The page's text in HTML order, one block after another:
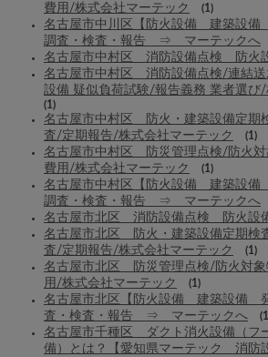
費用/株式会社マーテック
(1)
名古屋市中川区【防火設備 建築設備
調査・検査・報告 ⇒ マーテックへ
名古屋市中村区 消防設備点検 防火
名古屋市中村区 消防設備点検/連結
設備 疑似負荷試験/報告義務 業者選び
(1)
名古屋市中村区 防火・建築設備定期
査/定期報告/株式会社マーテック
(1)
名古屋市中村区 防災管理点検/防火対
費用/株式会社マーテック
(1)
名古屋市中村区【防火設備 建築設備
調査・検査・報告 ⇒ マーテックへ
名古屋市北区 消防設備点検 防火設
名古屋市北区 防火・建築設備定期検
査/定期報告/株式会社マーテック
(1)
名古屋市北区 防災管理点検/防火対
用/株式会社マーテック
(1)
名古屋市北区【防火設備 建築設備
査・検査・報告 ⇒ マーテックへ
名古屋市千種区 ダクト消火設備（フ
備）とは？【愛知県マーテック 消防